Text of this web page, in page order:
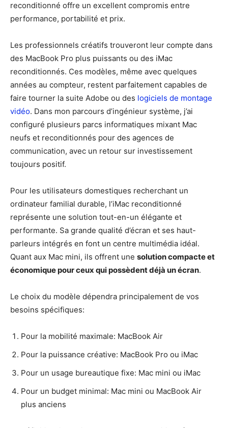
reconditionné offre un excellent compromis entre
performance, portabilité et prix.
Les professionnels créatifs trouveront leur compte dans
des MacBook Pro plus puissants ou des iMac
reconditionnés. Ces modèles, même avec quelques
années au compteur, restent parfaitement capables de
faire tourner la suite Adobe ou des logiciels de montage
vidéo. Dans mon parcours d’ingénieur système, j’ai
configuré plusieurs parcs informatiques mixant Mac
neufs et reconditionnés pour des agences de
communication, avec un retour sur investissement
toujours positif.
Pour les utilisateurs domestiques recherchant un
ordinateur familial durable, l’iMac reconditionné
représente une solution tout-en-un élégante et
performante. Sa grande qualité d’écran et ses haut-
parleurs intégrés en font un centre multimédia idéal.
Quant aux Mac mini, ils offrent une solution compacte et
économique pour ceux qui possèdent déjà un écran.
Le choix du modèle dépendra principalement de vos
besoins spécifiques:
Pour la mobilité maximale: MacBook Air
Pour la puissance créative: MacBook Pro ou iMac
Pour un usage bureautique fixe: Mac mini ou iMac
Pour un budget minimal: Mac mini ou MacBook Air
plus anciens